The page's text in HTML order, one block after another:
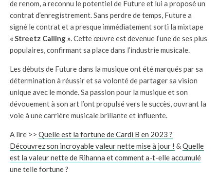
de renom, a reconnu le potentiel de Future et lui a proposé un
contrat d’enregistrement. Sans perdre de temps, Future a
signé le contrat et a presque immédiatement sorti la mixtape
« Streetz Calling ». Cette œuvre est devenue l’une de ses plus
populaires, confirmant sa place dans l’industrie musicale.
Les débuts de Future dans la musique ont été marqués par sa
détermination à réussir et sa volonté de partager sa vision
unique avec le monde. Sa passion pour la musique et son
dévouement à son art l’ont propulsé vers le succès, ouvrant la
voie à une carrière musicale brillante et influente.
A lire >> Quelle est la fortune de Cardi B en 2023 ?
Découvrez son incroyable valeur nette mise à jour ! &Quelle
est la valeur nette de Rihanna et comment a-t-elle accumulé
une telle fortune ?